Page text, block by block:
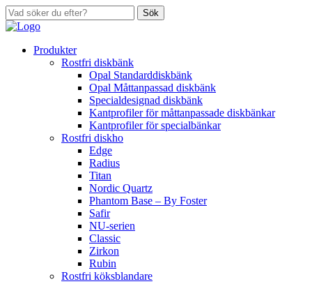
Sök
Produkter
Rostfri diskbänk
Opal Standarddiskbänk
Opal Måttanpassad diskbänk
Specialdesignad diskbänk
Kantprofiler för måttanpassade diskbänkar
Kantprofiler för specialbänkar
Rostfri diskho
Edge
Radius
Titan
Nordic Quartz
Phantom Base – By Foster
Safir
NU-serien
Classic
Zirkon
Rubin
Rostfri köksblandare